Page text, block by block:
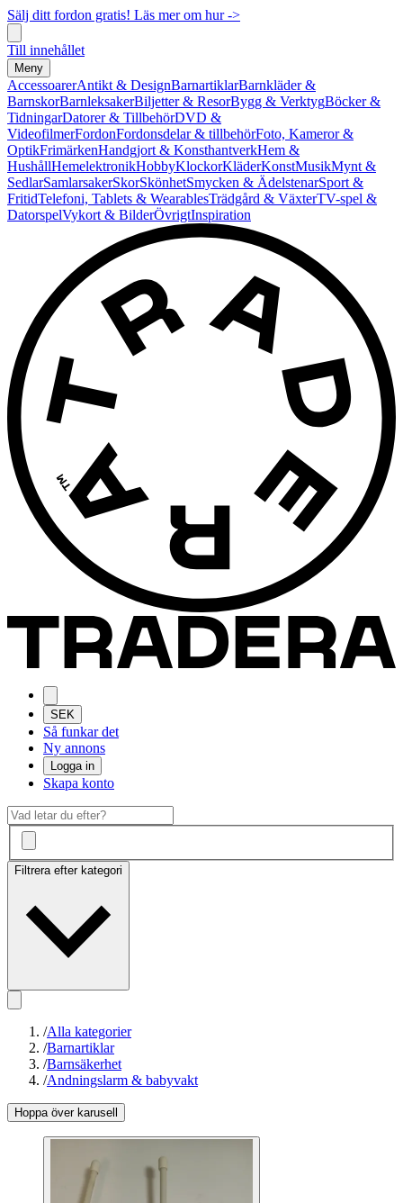
Sälj ditt fordon gratis! Läs mer om hur ->
Till innehållet
Meny
AccessoarerAntikt & DesignBarnartiklarBarnkläder &
BarnskorBarnleksakerBiljetter & ResorBygg & VerktygBöcker &
TidningarDatorer & TillbehörDVD &
VideofilmerFordonFordonsdelar & tillbehörFoto, Kameror &
OptikFrimärkenHandgjort & KonsthantverkHem &
HushållHemelektronikHobbyKlockorKläderKonstMusikMynt &
SedlarSamlarsakerSkorSkönhetSmycken & ÄdelstenarSport &
FritidTelefoni, Tablets & WearablesTrädgård & VäxterTV-spel &
DatorspelVykort & BilderÖvrigtInspiration
SEK
Så funkar det
Ny annons
Logga in
Skapa konto
Filtrera efter kategori
/Alla kategorier
/Barnartiklar
/Barnsäkerhet
/Andningslarm & babyvakt
Hoppa över karusell